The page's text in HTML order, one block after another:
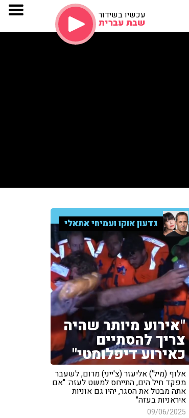
עכשיו בשידור
שבת עברית
גדעון אוקו ועמיחי אתאלי
"אירוע מיותר שהיה
צריך להסתיים
כאירוע דיפלומטי"
אלוף (מיל') אליעזר (צ'ייני) מרום, לשעבר
מפקד חיל הים, התייחס למשט לעזה: "אם
אתה מבטל את הסגר, יהיו גם אוניות
איראניות בעזה"
09/06/2025